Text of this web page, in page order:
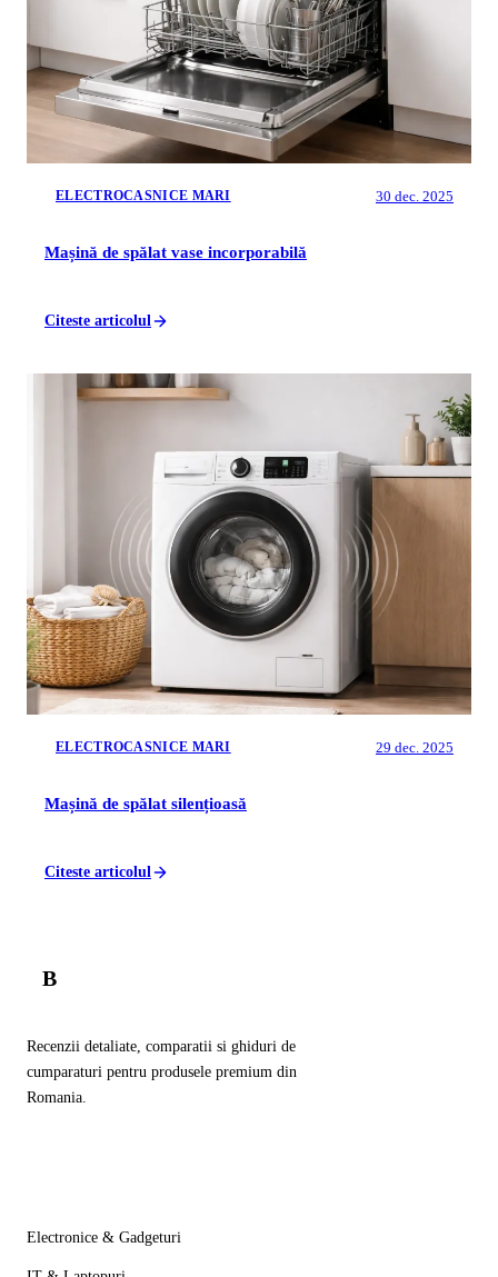
ELECTROCASNICE MARI 30 dec. 2025
Mașină de spălat vase incorporabilă
Citeste articolul
ELECTROCASNICE MARI 29 dec. 2025
Mașină de spălat silențioasă
Citeste articolul
B
Recenzii detaliate, comparatii si ghiduri de
cumparaturi pentru produsele premium din
Romania.
Electronice & Gadgeturi